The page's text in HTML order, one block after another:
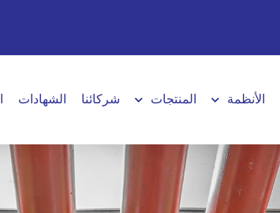
الأنظمة المنتجات شركائنا الشهادات